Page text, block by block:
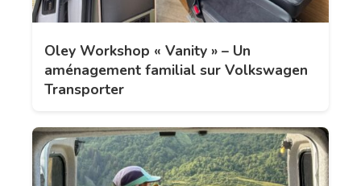
Oley Workshop « Vanity » – Un
aménagement familial sur Volkswagen
Transporter